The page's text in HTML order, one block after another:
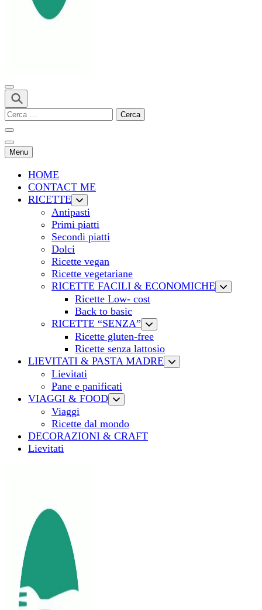
Ricerca
Menu
HOME
CONTACT ME
RICETTE
Antipasti
Primi piatti
Secondi piatti
Dolci
Ricette vegan
Ricette vegetariane
RICETTE FACILI & ECONOMICHE
Ricette Low- cost
Back to basic
RICETTE “SENZA”
Ricette gluten-free
Ricette senza lattosio
LIEVITATI & PASTA MADRE
Lievitati
Pane e panificati
VIAGGI & FOOD
Viaggi
Ricette dal mondo
DECORAZIONI & CRAFT
Lievitati